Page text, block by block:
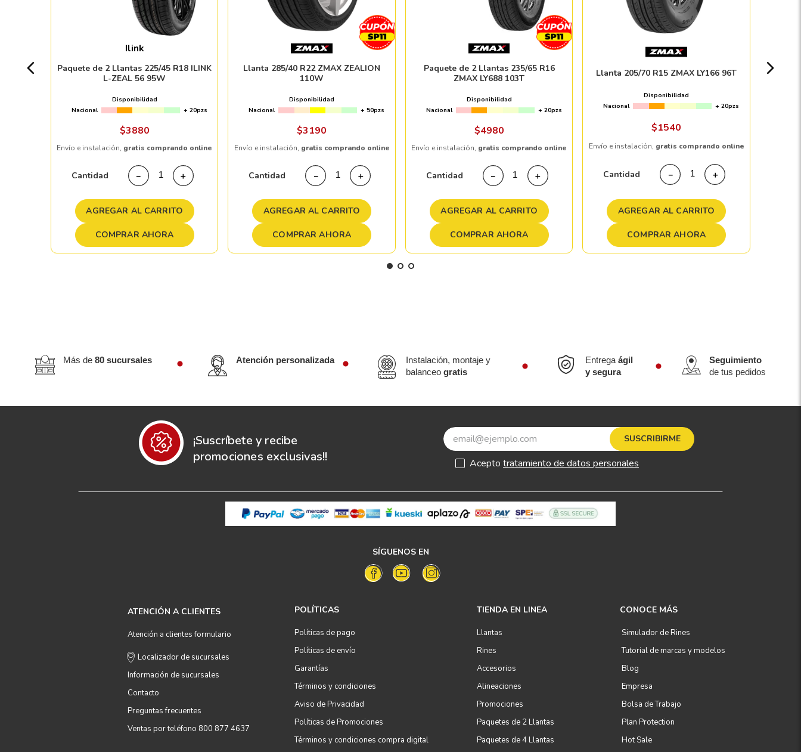
Ilink
Paquete de 2 Llantas 225/45 R18 ILINK
L-ZEAL 56 95W
Disponibilidad
Nacional
+ 20pzs
$3880
Envío e instalación, gratis comprando online
Cantidad ＋
－
AGREGAR AL CARRITO
COMPRAR AHORA
Llanta 285/40 R22 ZMAX ZEALION
110W
Disponibilidad
Nacional
+ 50pzs
$3190
Envío e instalación, gratis comprando online
Cantidad ＋
－
AGREGAR AL CARRITO
COMPRAR AHORA
Paquete de 2 Llantas 235/65 R16
ZMAX LY688 103T
Disponibilidad
Nacional
+ 20pzs
$4980
Envío e instalación, gratis comprando online
Cantidad ＋
－
AGREGAR AL CARRITO
COMPRAR AHORA
Llanta 205/70 R15 ZMAX LY166 96T
Disponibilidad
Nacional
+ 20pzs
$1540
Envío e instalación, gratis comprando online
Cantidad ＋
－
AGREGAR AL CARRITO
COMPRAR AHORA
Más de 80 sucursales Atención personalizada
Instalación, montaje y
balanceogratis
Entregaágil
y segura
Seguimiento
de tus pedidos
¡Suscríbete y recibe
promociones exclusivas!!
SUSCRIBIRME
Acepto tratamiento de datos personales
SÍGUENOS EN
ATENCIÓN A CLIENTES
Atención a clientes formulario
Localizador de sucursales
Información de sucursales
Contacto
Preguntas frecuentes
Ventas por teléfono 800 877 4637
POLÍTICAS
Políticas de pago
Políticas de envío
Garantías
Términos y condiciones
Aviso de Privacidad
Políticas de Promociones
Términos y condiciones compra digital
TIENDA EN LINEA
Llantas
Rines
Accesorios
Alineaciones
Promociones
Paquetes de 2 Llantas
Paquetes de 4 Llantas
CONOCE MÁS
Simulador de Rines
Tutorial de marcas y modelos
Blog
Empresa
Bolsa de Trabajo
Plan Protection
Hot Sale